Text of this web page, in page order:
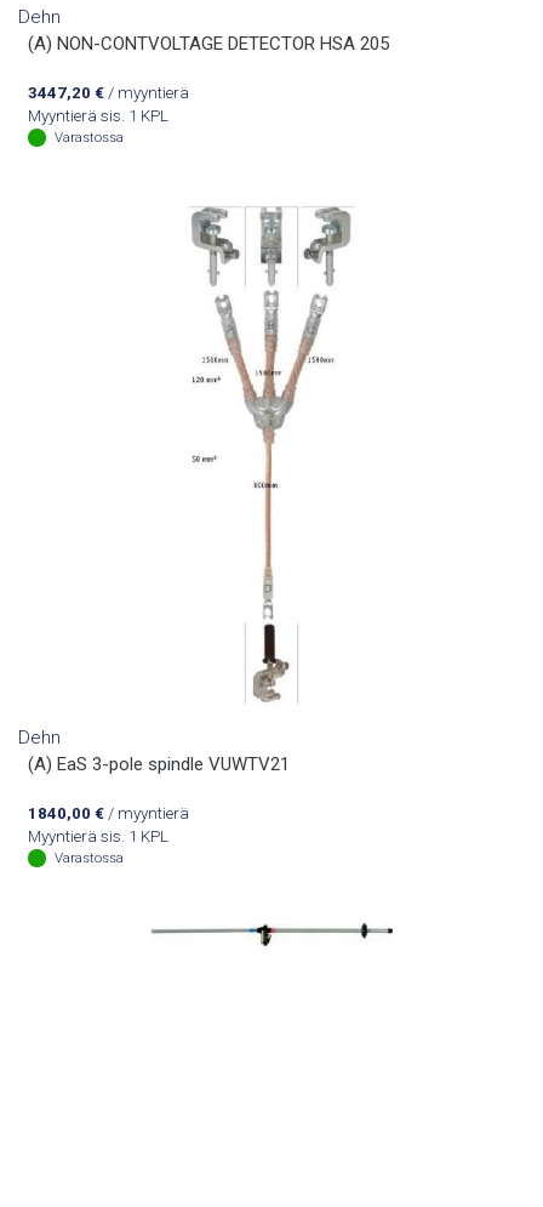
Dehn
(A) NON-CONTVOLTAGE DETECTOR HSA 205
3447,20 €/ myyntierä
Myyntierä sis. 1 KPL
Varastossa
Dehn
(A) EaS 3-pole spindle VUWTV21
1840,00 €/ myyntierä
Myyntierä sis. 1 KPL
Varastossa